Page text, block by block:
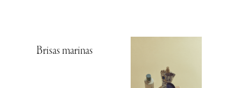
Brisas marinas